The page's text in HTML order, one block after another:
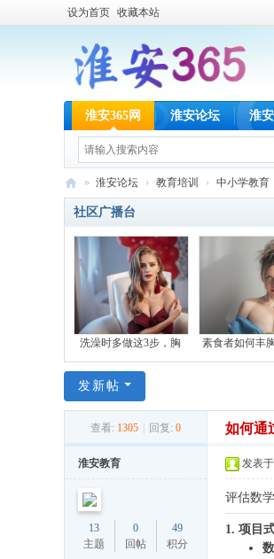
设为首页 收藏本站
淮安365网 淮安论坛 淮
淮
安
网
» 淮安论坛 › 教育培训 › 中小学教育
社区广播台
洗澡时多做这3步，胸 素食者如何丰
发新帖
查看: 1305 回复: 0 如何通
淮安教育
13
主题
0
回帖
49
积分
发表
评估数
1. 项目